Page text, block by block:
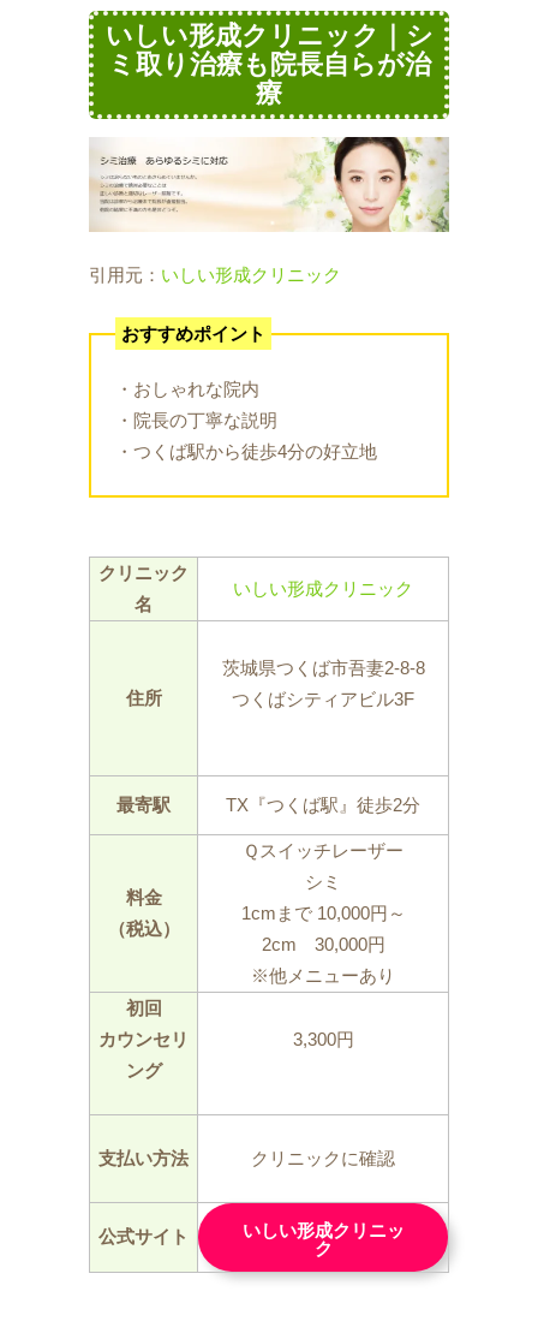
いしい形成クリニック｜シ
ミ取り治療も院長自らが治
療
引用元： いしい形成クリニック
おすすめポイント
・おしゃれな院内
・院長の丁寧な説明
・つくば駅から徒歩4分の好立地
クリニック
名
いしい形成クリニック
住所
茨城県つくば市吾妻2‐8‐8
つくばシティアビル3F
最寄駅 TX『つくば駅』徒歩2分
料金
（税込）
Ｑスイッチレーザー
シミ
1cmまで 10,000円～
2cm 30,000円
※他メニューあり
初回
カウンセリ
ング
3,300円
支払い方法 クリニックに確認
公式サイト
いしい形成クリニッ
ク